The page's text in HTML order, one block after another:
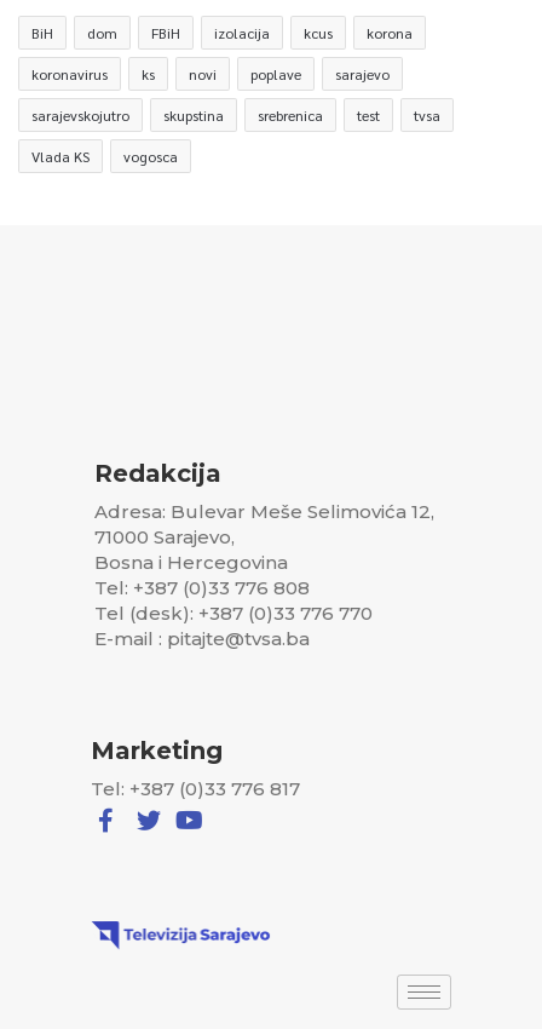
BiH dom FBiH izolacija kcus korona
koronavirus ks novi poplave sarajevo
sarajevskojutro skupstina srebrenica test tvsa
Vlada KS vogosca
Redakcija
Adresa: Bulevar Meše Selimovića 12,
71000 Sarajevo,
Bosna i Hercegovina
Tel: +387 (0)33 776 808
Tel (desk): +387 (0)33 776 770
E-mail : pitajte@tvsa.ba
Marketing
Tel: +387 (0)33 776 817